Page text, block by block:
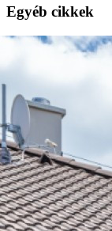
Egyéb cikkek